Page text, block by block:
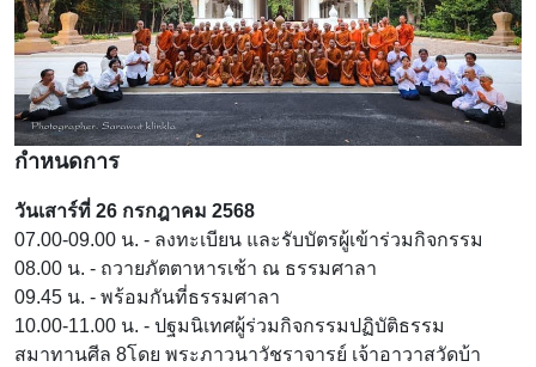
กำหนดการ
วันเสาร์ที่ 26 กรกฎาคม 2568
07.00-09.00 น. - ลงทะเบียน และรับบัตรผู้เข้าร่วมกิจกรรม
08.00 น. - ถวายภัตตาหารเช้า ณ ธรรมศาลา
09.45 น. - พร้อมกันที่ธรรมศาลา
10.00-11.00 น. - ปฐมนิเทศผู้ร่วมกิจกรรมปฏิบัติธรรม
สมาทานศีล 8โดย พระภาวนาวัชราจารย์ เจ้าอาวาสวัดบ้า